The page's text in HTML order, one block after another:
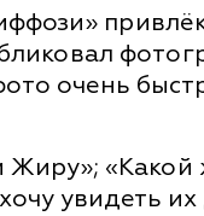
очень
Жиру»;
увидеть